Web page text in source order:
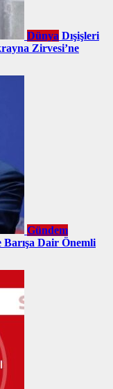
Dünya Dışişleri
Zirvesi’ne
Gündem
Dair Önemli